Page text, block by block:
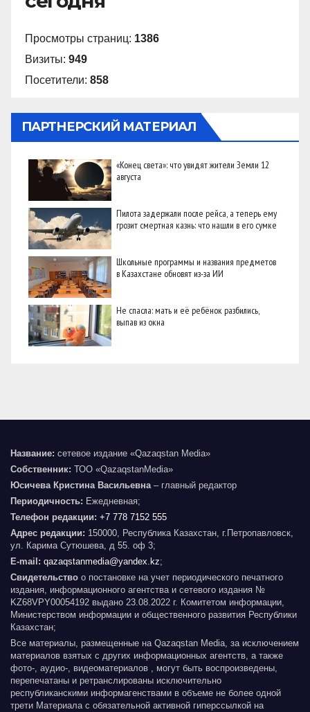
Просмотры страниц: 1386
Визиты: 949
Посетители: 858
ПАРТНЕРСКИЙ МАТЕРИАЛ
«Конец света»: что увидят жители Земли 12
августа
Пилота задержали после рейса, а теперь ему
грозит смертная казнь: что нашли в его сумке
Школьные программы и названия предметов
в Казахстане обновят из-за ИИ
Не спасла: мать и её ребёнок разбились,
выпав из окна
Название: сетевое издание «Qazaqstan Media»
Собственник: ТОО «QazaqstanMedia»
Юсичева Кристина Васильевна– главный редактор
Периодичность: Ежедневная;
Телефон редакции: +7 778 7152 555
Адрес редакции: 150000, Республика Казахстан, г.Петропавловск,
ул. Карима Сутюшева, д 55. оф 3;
E-mail: qazaqstanmedia@yandex.kz;
Свидетельство о постановке на учет периодического печатного
издания, информационного агентства и сетевого издания №
KZ68VPY00054192 выдано 23.08.2022 г. Комитетом информации,
Министерством информации и общественного развития Республики
Казахстан;
Все материалы, размещенные на Qazaqstan Media, за исключением
материалов взятых с других информационных агентств, а также
фото-, аудио-, видеоматериалов , могут быть воспроизведены,
перепечатаны и ретранслированы исключительно
республиканскими информагенствами в объеме не более одной
трети Материала с обязательной активной гиперссылкой на